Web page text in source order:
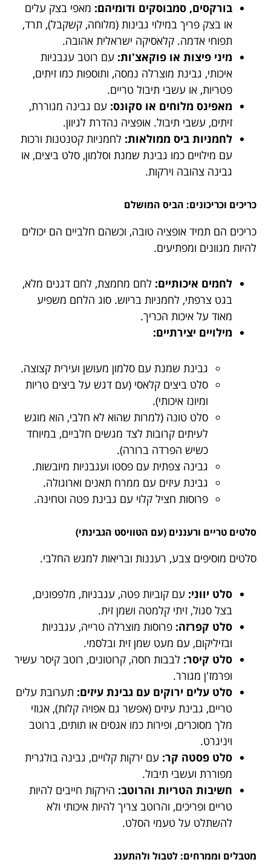
בורקסים, סמבוסקים ודומיהם: מאפי בצק עלים
או בצק פריך במילוי גבינות (מלוחה, קשקבל), תרד,
תפוחי אדמה. קלאסיקה ישראלית אהובה.
מיני פיצות או פוקאצ'ות: עם רוטב עגבניות
איכותי, גבינת מוצרלה נמסה, ותוספות כמו זיתים,
פטריות, או עשבי תיבול טריים.
מאפינס מלוחים או סקונס: עם גבינה מגוררת,
זיתים, עשבי תיבול. אופציה נהדרת לגיוון.
לחמניות ביס ממולאות: לחמניות קטנטנות ורכות
עם מילויים כמו גבינת שמנת וסלמון, סלט ביצים, או
גבינה צהובה וירקות.
כריכים וכריכונים: הביס המושלם
כריכים הם תמיד אופציה טובה, וכשהם חלביים הם יכולים
להיות מגוונים ומפתיעים.
לחמים איכותיים: לחם מחמצת, לחם דגנים מלא,
בגט צרפתי, לחמניות בריוש. סוג הלחם משפיע
מאוד על איכות הכריך.
מילויים יצירתיים:
גבינת שמנת עם סלמון מעושן ועירית קצוצה.
סלט ביצים קלאסי (עם דגש על ביצים טריות
ומיונז איכותי).
סלט טונה (למרות שהוא לא חלבי, הוא מוגש
לעיתים קרובות לצד מגשים חלביים, במיוחד
כשיש הפרדה ברורה).
גבינה צפתית עם פסטו ועגבניות מיובשות.
גבינת עיזים עם ממרח תאנים וארוגולה.
פרוסות חציל קלוי עם גבינת פטה וטחינה.
סלטים טריים ורעננים (עם הטוויסט הגבינתי)
סלטים מוסיפים צבע, רעננות ובריאות למגש החלבי.
סלט יווני: עם קוביות פטה, עגבניות, מלפפונים,
בצל סגול, זיתי קלמטה ושמן זית.
סלט קפרזה: פרוסות מוצרלה טרייה, עגבניות
ובזיליקום, עם מעט שמן זית ובלסמי.
סלט קיסר: לבבות חסה, קרוטונים, רוטב קיסר עשיר
ופרמז'ן מגורר.
סלט עלים ירוקים עם גבינת עיזים: תערובת עלים
טריים, גבינת עיזים (אפשר גם אפויה קלות), אגוזי
מלך מסוכרים, ופירות כמו אגסים או תותים, ברוטב
ויניגרט.
סלט פסטה קר: עם ירקות קלויים, גבינה בולגרית
מפוררת ועשבי תיבול.
חשיבות הטריות והרוטב: הירקות חייבים להיות
טריים ופריכים, והרוטב צריך להיות איכותי ולא
להשתלט על טעמי הסלט.
מטבלים וממרחים: לטבול ולהתענג